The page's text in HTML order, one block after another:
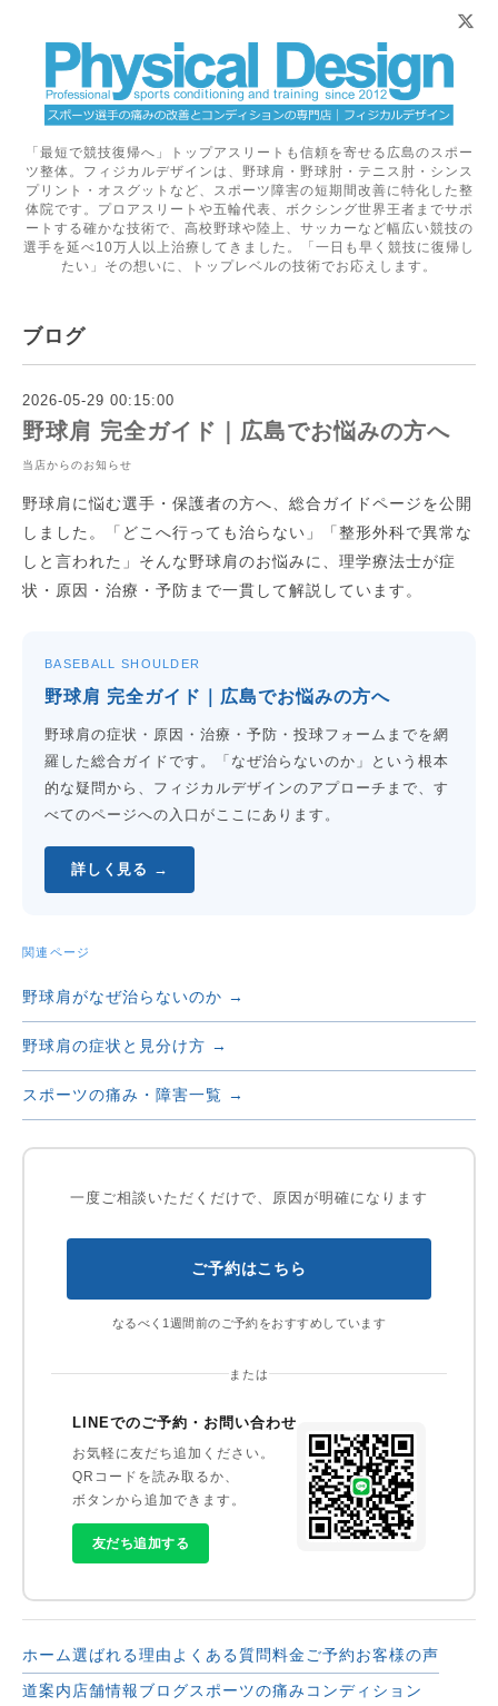
「最短で競技復帰へ」トップアスリートも信頼を寄せる広島のスポー
ツ整体。フィジカルデザインは、野球肩・野球肘・テニス肘・シンス
プリント・オスグットなど、スポーツ障害の短期間改善に特化した整
体院です。プロアスリートや五輪代表、ボクシング世界王者までサポ
ートする確かな技術で、高校野球や陸上、サッカーなど幅広い競技の
選手を延べ10万人以上治療してきました。「一日も早く競技に復帰し
たい」その想いに、トップレベルの技術でお応えします。
ブログ
2026-05-29 00:15:00
野球肩 完全ガイド｜広島でお悩みの方へ
当店からのお知らせ
野球肩に悩む選手・保護者の方へ、総合ガイドページを公開
しました。「どこへ行っても治らない」「整形外科で異常な
しと言われた」そんな野球肩のお悩みに、理学療法士が症
状・原因・治療・予防まで一貫して解説しています。
BASEBALL SHOULDER
野球肩 完全ガイド｜広島でお悩みの方へ
野球肩の症状・原因・治療・予防・投球フォームまでを網
羅した総合ガイドです。「なぜ治らないのか」という根本
的な疑問から、フィジカルデザインのアプローチまで、す
べてのページへの入口がここにあります。
詳しく見る →
関連ページ
野球肩がなぜ治らないのか →
野球肩の症状と見分け方 →
スポーツの痛み・障害一覧 →
一度ご相談いただくだけで、原因が明確になります
ご予約はこちら
なるべく1週間前のご予約をおすすめしています
または
LINEでのご予約・お問い合わせ
お気軽に友だち追加ください。
QRコードを読み取るか、
ボタンから追加できます。
友だち追加する
ホーム選ばれる理由 よくある質問料金 ご予約お客様の声
道案内 店舗情報ブログスポーツの痛み コンディション